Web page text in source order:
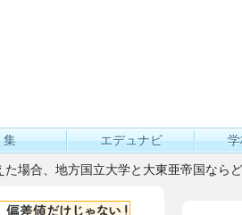
集 エデュナビ
た場合、地方国立大学と大東亜帝国なら